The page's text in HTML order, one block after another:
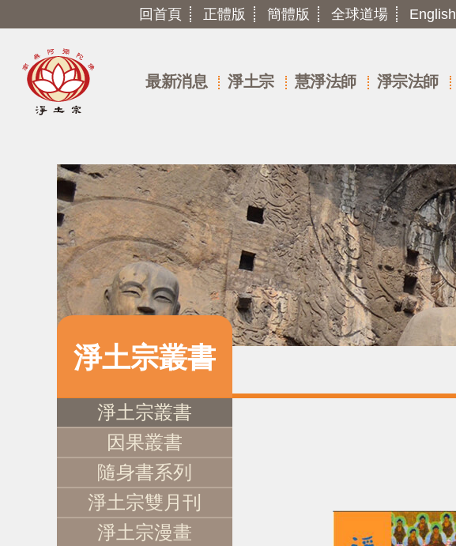
回首頁 正體版 簡體版 全球道場 English
最新消息 淨土宗 慧淨法師 淨宗法師
淨土宗叢書
淨土宗叢書
因果叢書
隨身書系列
淨土宗雙月刊
淨土宗漫畫